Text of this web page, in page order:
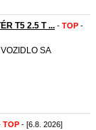
T5 2.5 T ... - TOP -
SA
TOP - [6.8. 2026]